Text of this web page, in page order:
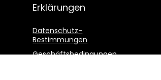
Erklärungen
Datenschutz-
Bestimmungen
Geschäftsbedingungen